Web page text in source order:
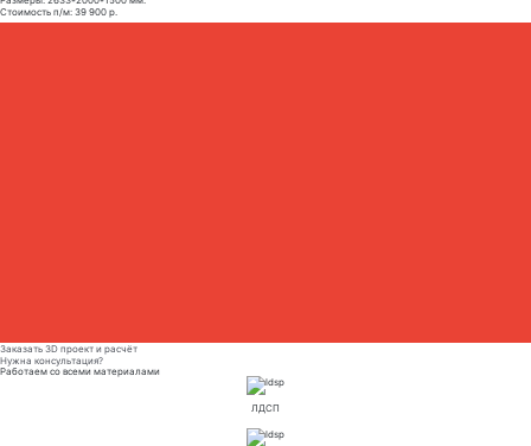
Стоимость п/м: 39 900 р.
Заказать 3D проект и расчёт
Нужна консультация?
Работаем со всеми материалами
ЛДСП